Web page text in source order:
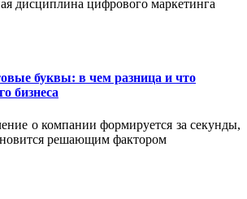
дисциплина цифрового маркетинга
буквы: в чем разница и что
бизнеса
о компании формируется за секунды,
решающим фактором